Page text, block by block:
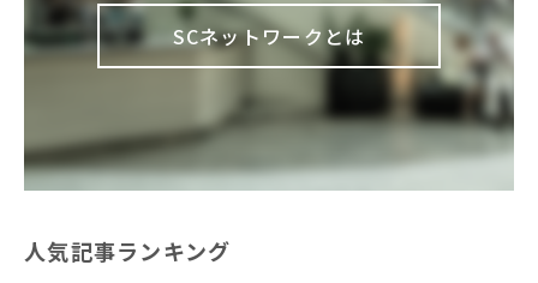
SCネットワークとは
人気記事ランキング